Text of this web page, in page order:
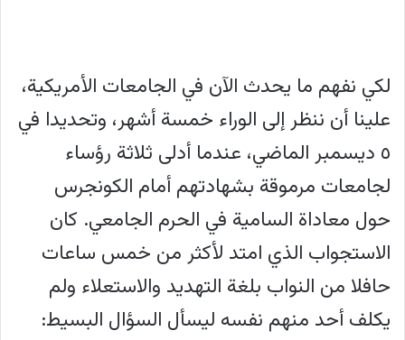
لكي نفهم ما يحدث الآن في الجامعات الأمريكية،
علينا أن ننظر إلى الوراء خمسة أشهر، وتحديدا في
٥ ديسمبر الماضي، عندما أدلى ثلاثة رؤساء
لجامعات مرموقة بشهادتهم أمام الكونجرس
حول معاداة السامية في الحرم الجامعي. كان
الاستجواب الذي امتد لأكثر من خمس ساعات
حافلا من النواب بلغة التهديد والاستعلاء ولم
يكلف أحد منهم نفسه ليسأل السؤال البسيط: